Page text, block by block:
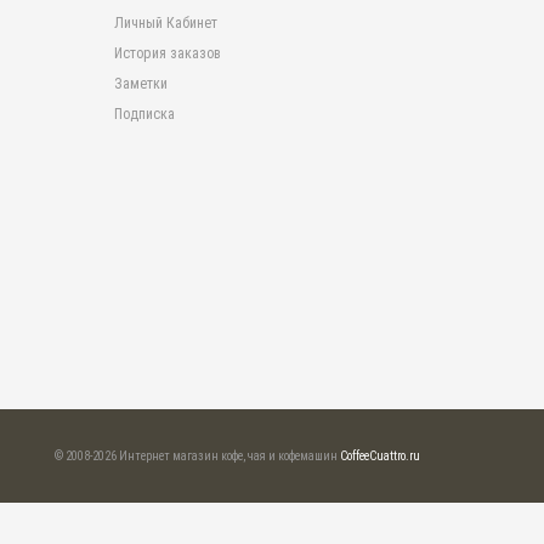
Личный Кабинет
История заказов
Заметки
Подписка
© 2008-2026 Интернет магазин кофе, чая и кофемашин CoffeeCuattro.ru